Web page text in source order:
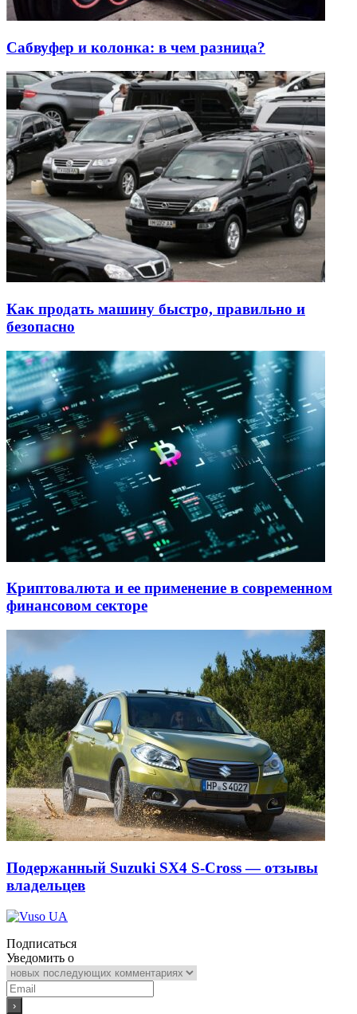
Сабвуфер и колонка: в чем разница?
Как продать машину быстро, правильно и
безопасно
Криптовалюта и ее применение в современном
финансовом секторе
Подержанный Suzuki SX4 S-Cross — отзывы
владельцев
Подписаться
Уведомить о